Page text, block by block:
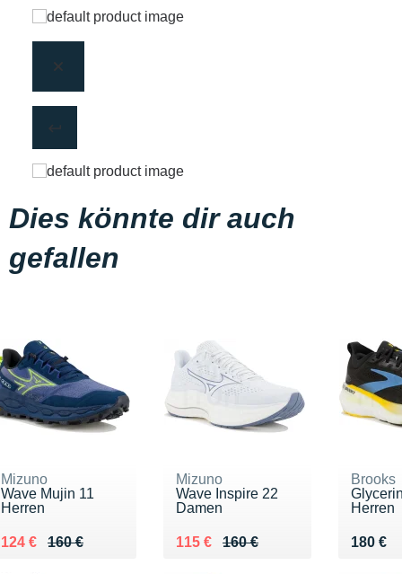
Dies könnte dir auch
gefallen
Mizuno
Wave Mujin 11
Herren
160 €
Au lieu de 160 €
124 €
Vendu 124 €
Mizuno
Wave Inspire 22
Damen
160 €
Au lieu de 160 €
115 €
Vendu 115 €
Brooks
Herren
180 €
Vendu